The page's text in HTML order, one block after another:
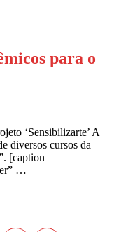
para o
‘Sensibilizarte’ A
diversos cursos da
[caption
…